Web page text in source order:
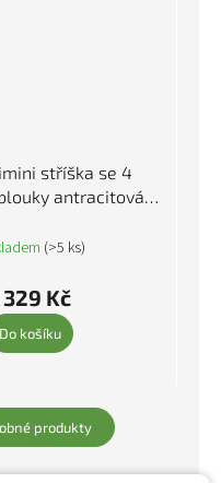
stříška se 4
antracitová
(>5 ks)
329 Kč
Do košíku
produkty